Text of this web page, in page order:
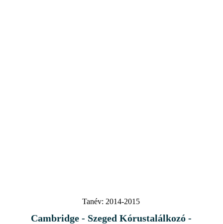
Tanév: 2014-2015
Cambridge - Szeged Kórustalálkozó -